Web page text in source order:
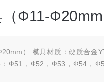
Ф11-Ф20mm
） 模具材质：硬质合金
：Ф51，Ф52，Ф53，Ф54，